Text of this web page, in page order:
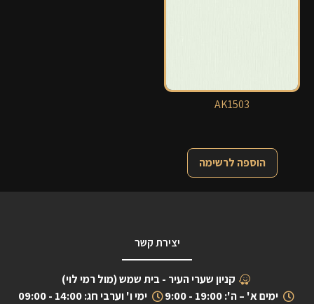
AK1503
הוספה לרשימה
יצירת קשר
קניון שערי העיר - בית שמש (מול רמי לוי)
ימים א' – ה': 19:00 - 9:00
ימי ו' וערבי חג: 14:00 - 09:00